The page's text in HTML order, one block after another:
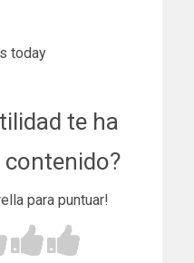
today
te ha
contenido?
para puntuar!